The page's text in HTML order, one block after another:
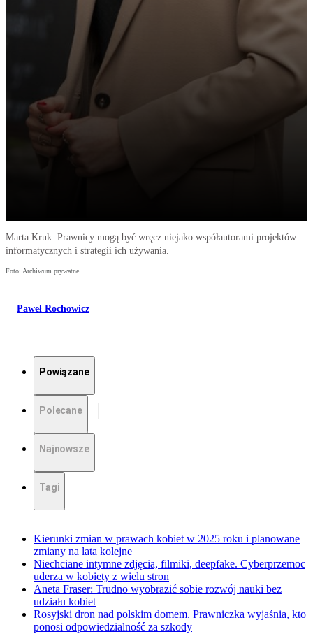
Marta Kruk: Prawnicy mogą być wręcz niejako współautorami projektów
informatycznych i strategii ich używania.
Foto: Archiwum prywatne
Paweł Rochowicz
Powiązane
Polecane
Najnowsze
Tagi
Kierunki zmian w prawach kobiet w 2025 roku i planowane
zmiany na lata kolejne
Niechciane intymne zdjęcia, filmiki, deepfake. Cyberprzemoc
uderza w kobiety z wielu stron
Aneta Fraser: Trudno wyobrazić sobie rozwój nauki bez
udziału kobiet
Rosyjski dron nad polskim domem. Prawniczka wyjaśnia, kto
ponosi odpowiedzialność za szkody